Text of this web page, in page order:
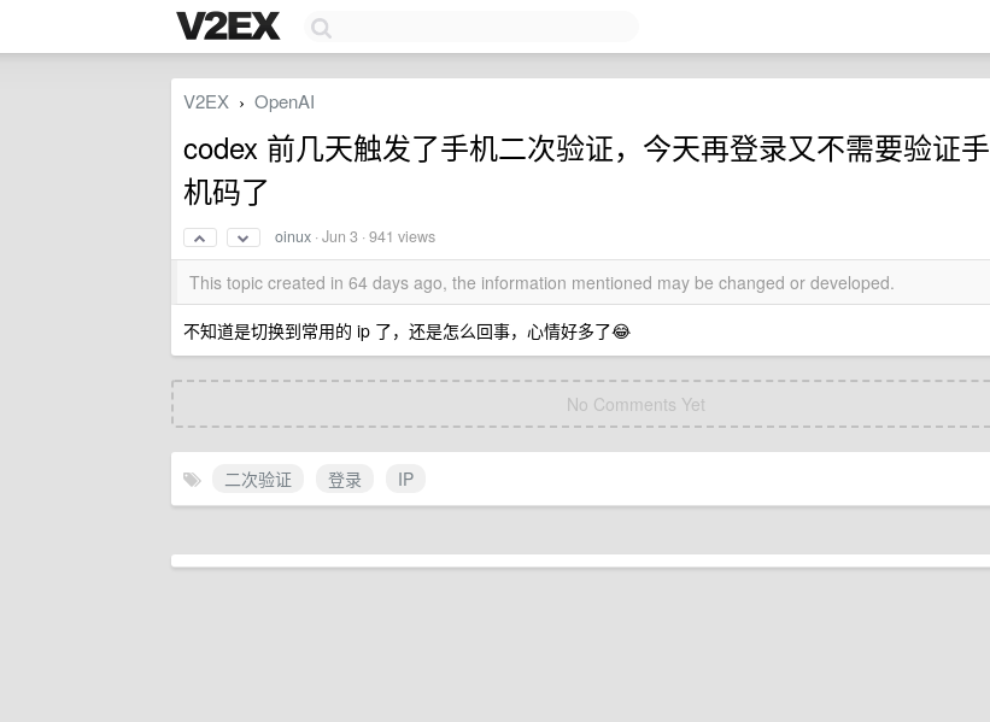
V2EX › OpenAI
codex 前几天触发了手机二次验证，今天再登录又不需要验证手
机码了
oinux ·Jun 3 · 941 views
This topic created in 64 days ago, the information mentioned may be changed or developed.
不知道是切换到常用的 ip 了，还是怎么回事，心情好多了😂
No Comments Yet
二次验证 登录 IP